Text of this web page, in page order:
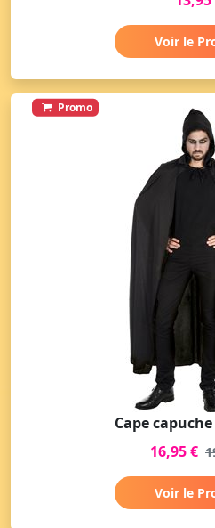
Voir le
Promo
Cape
16,95 €
Voir le